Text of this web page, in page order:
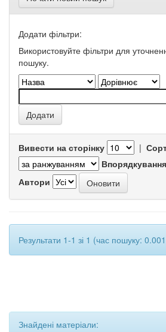
Додати фільтри:
Використовуйте фільтри для
пошуку.
Вивести на сторінку |
Впорядкування
Автори
Результати 1-1 зі 1 (час пошуку:
Знайдені матеріали: